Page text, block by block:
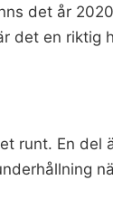
det år
det en riktig
runt. En del